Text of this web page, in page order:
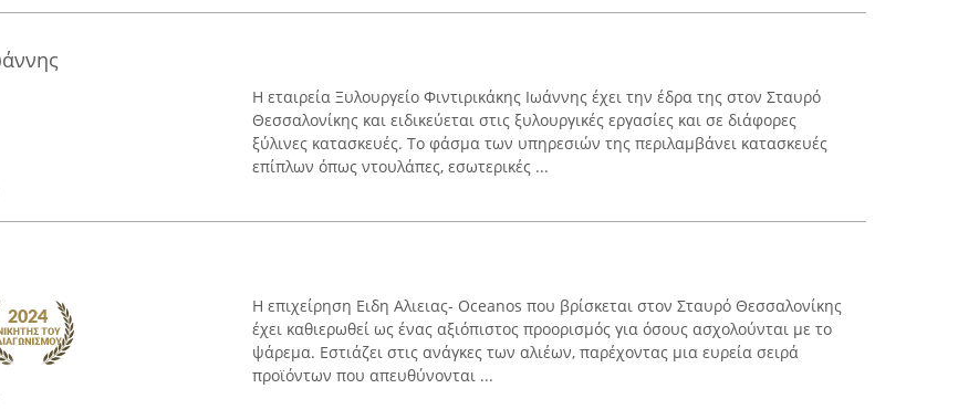
Η εταιρεία Ξυλουργείο Φιντιρικάκης Ιωάννης έχει την έδρα της στον Σταυρό
Θεσσαλονίκης και ειδικεύεται στις ξυλουργικές εργασίες και σε διάφορες
ξύλινες κατασκευές. Το φάσμα των υπηρεσιών της περιλαμβάνει κατασκευές
επίπλων όπως ντουλάπες, εσωτερικές ...
Η επιχείρηση Ειδη Αλιειας- Oceanos που βρίσκεται στον Σταυρό Θεσσαλονίκης
έχει καθιερωθεί ως ένας αξιόπιστος προορισμός για όσους ασχολούνται με το
ψάρεμα. Εστιάζει στις ανάγκες των αλιέων, παρέχοντας μια ευρεία σειρά
προϊόντων που απευθύνονται ...